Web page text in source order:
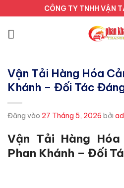
qua
nội
CÔNG TY TNHH VẬN
Vận Tải Hàng Hóa
Khánh – Đối Tác
Đăng vào 27 Tháng 5, 2026 bởi
Vận Tải Hàng
Phan Khánh – Đối